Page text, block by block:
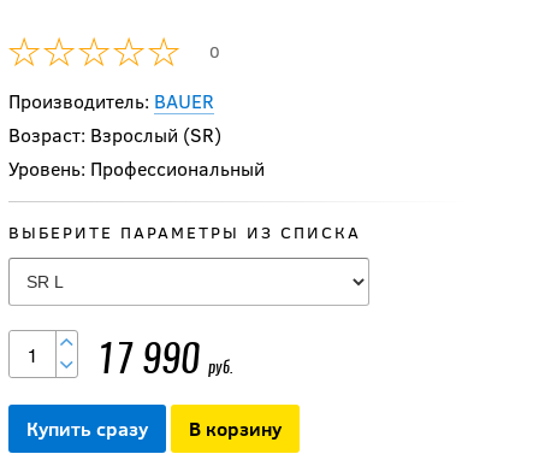
0
Производитель: BAUER
Возраст: Взрослый (SR)
Уровень: Профессиональный
ВЫБЕРИТЕ ПАРАМЕТРЫ ИЗ СПИСКА
17 990 руб.
Купить сразу В корзину
-20 %
JS FT6 PRO SR
16 990